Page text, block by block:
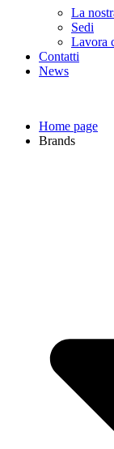
La
Sedi
Lavora
Contatti
News
Home page
Brands